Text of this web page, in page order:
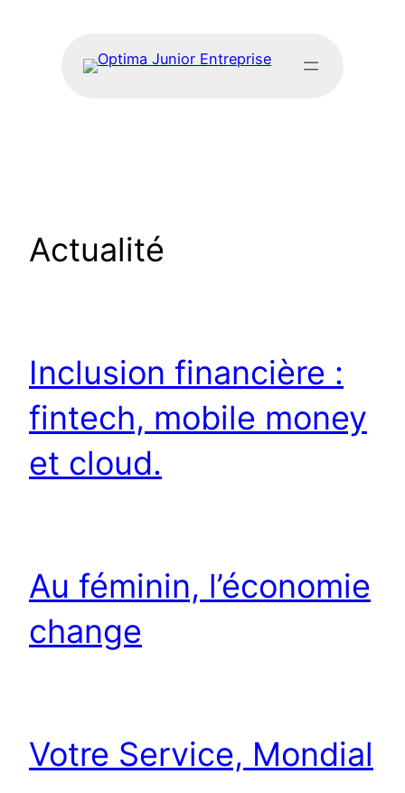
Actualité
Inclusion financière :
fintech, mobile money
et cloud.
Au féminin, l’économie
change
Votre Service, Mondial